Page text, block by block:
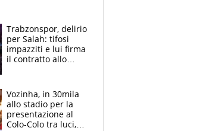
Trabzonspor, delirio
per Salah: tifosi
impazziti e lui firma
il contratto allo
Vozinha, in 30mila
allo stadio per la
presentazione al
Colo-Colo tra luci,